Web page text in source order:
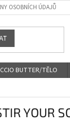
OSOBNÍCH ÚDAJŮ
BUTTER/TĚLO
YOUR